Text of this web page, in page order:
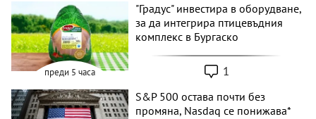
преди 5 часа
"Градус" инвестира в оборудване,
за да интегрира птицевъдния
комплекс в Бургаско
1
S&P 500 остава почти без
промяна, Nasdaq се понижава*